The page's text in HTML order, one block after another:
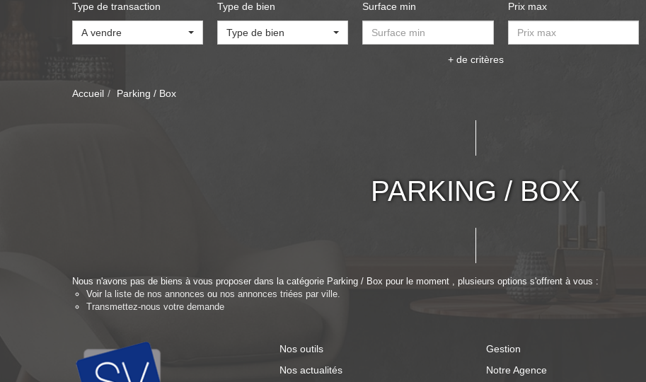
Type de transaction
A vendre
Type de bien
Type de bien
Surface min Prix max
+ de critères
Accueil Parking / Box
PARKING / BOX
Nous n'avons pas de biens à vous proposer dans la catégorie Parking / Box pour le moment , plusieurs options s'offrent à vous :
Voir la liste de nos annonces ou nos annonces triées par ville.
Transmettez-nous votre demande
Nos outils
Nos actualités
Gestion
Notre Agence